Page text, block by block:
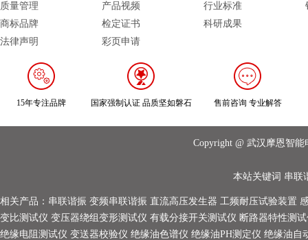
质量管理
商标品牌
法律声明
产品视频
检定证书
彩页申请
行业标准
科研成果
15年专注品牌 国家强制认证 品质坚如磐石 售前咨询 专业解答
Copyright @ 武汉摩恩智
本站关键词 串联
相关产品： 串联谐振 变频串联谐振 直流高压发生器 工频耐压试验装置
变比测试仪 变压器绕组变形测试仪 有载分接开关测试仪 断路器特性测
绝缘电阻测试仪 变送器校验仪 绝缘油色谱仪 绝缘油PH测定仪 绝缘油自